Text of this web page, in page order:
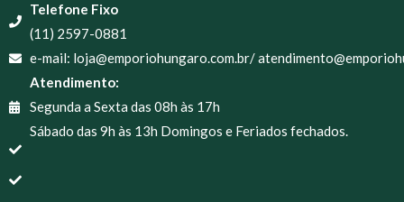
Telefone Fixo
(11) 2597-0881
e-mail: loja@emporiohungaro.com.br/
Atendimento:
Segunda a Sexta das 08h às 17h
Sábado das 9h às 13h Domingos e Feriados fechados.